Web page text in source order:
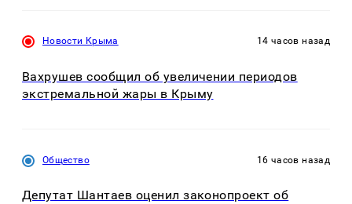
Новости Крыма 14 часов назад
Вахрушев сообщил об увеличении периодов
экстремальной жары в Крыму
Общество 16 часов назад
Депутат Шантаев оценил законопроект об